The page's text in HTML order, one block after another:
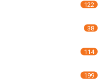
122
38
114
199